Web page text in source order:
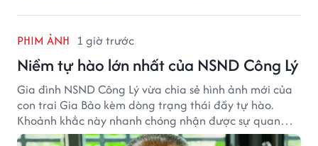
PHIM ẢNH 1 giờ trước
Niềm tự hào lớn nhất của NSND Công Lý
Gia đình NSND Công Lý vừa chia sẻ hình ảnh mới của
con trai Gia Bảo kèm dòng trạng thái đầy tự hào.
Khoảnh khắc này nhanh chóng nhận được sự quan
tâm từ đông đảo khán giả.